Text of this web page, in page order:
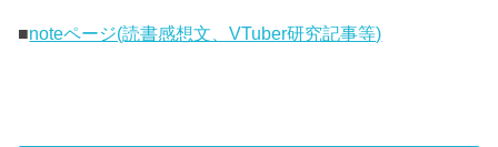
■noteページ(読書感想文、VTuber研究記事等)